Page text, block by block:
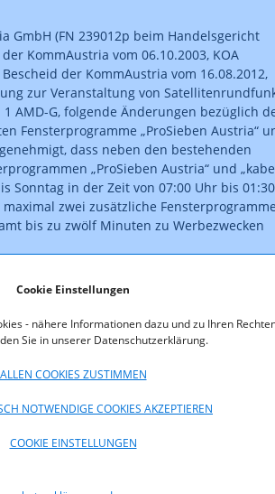
Cookie Einstellungen
- nähere Informationen dazu und zu Ihren
Sie in unserer Datenschutzerklärung.
ALLEN COOKIES ZUSTIMMEN
NOTWENDIGE COOKIES AKZEPTIEREN
COOKIE EINSTELLUNGEN
GmbH (FN 239012p beim Handelsgericht
KommAustria vom 06.10.2003, KOA
der KommAustria vom 16.08.2012,
zur Veranstaltung von
AMD-G, folgende Änderungen bezüglich
Fensterprogramme „ProSieben Austria“
dass neben den bestehenden
„ProSieben Austria“ und
Sonntag in der Zeit von 07:00 Uhr bis 01:30
zwei zusätzliche Fensterprogramme
bis zu zwölf Minuten zu Werbezwecken
KB)